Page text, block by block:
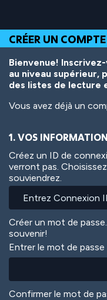
Top
of
Page
Navigation
Main
Content
Footer
contenu
principal
CRÉER UN
Bienvenue!
au niveau supérieur,
des listes de lecture
Vous avez déjà un
1. VOS
Créez un ID de
verront pas.
souviendrez.
Créer un mot de
souvenir!
Entrer le mot de passe
Confirmer le mot de